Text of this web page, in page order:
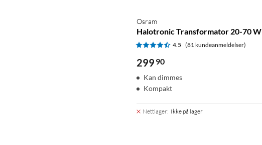
Osram
Halotronic Transformator 20-70 W
4.5 (81 kundeanmeldelser)
299 90
Kan dimmes
Kompakt
Nettlager: Ikke på lager